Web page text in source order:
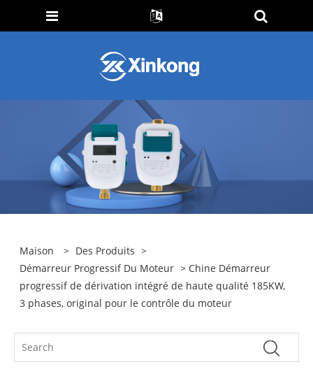
Maison > Des Produits >
Démarreur Progressif Du Moteur > Chine Démarreur
progressif de dérivation intégré de haute qualité 185KW,
3 phases, original pour le contrôle du moteur